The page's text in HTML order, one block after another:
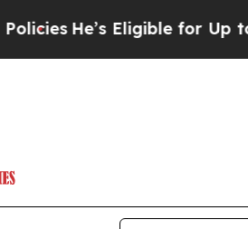
He’s Eligible for Up to